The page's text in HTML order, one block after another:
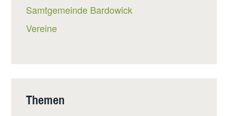
Samtgemeinde Bardowick
Vereine
Themen